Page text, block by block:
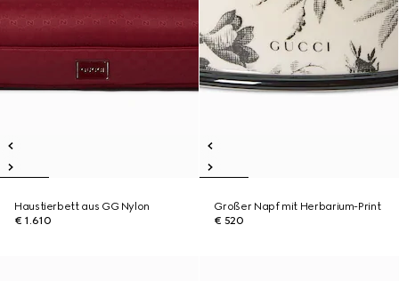
Haustierbett aus GG Nylon
€ 1.610
Großer Napf mit Herbarium-Print
€ 520